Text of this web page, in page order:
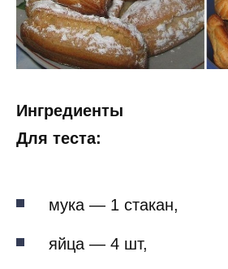
Ингредиенты
Для теста:
мука — 1 стакан,
яйца — 4 шт,